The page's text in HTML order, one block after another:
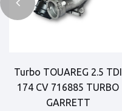
Turbo TOUAREG 2.5 TDI
174 CV 716885 TURBO
GARRETT